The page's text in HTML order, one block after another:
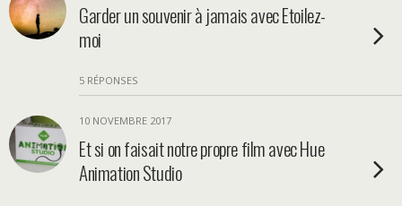
Garder un souvenir à jamais avec Etoilez-
moi
5 RÉPONSES
10 NOVEMBRE 2017
Et si on faisait notre propre film avec Hue
Animation Studio